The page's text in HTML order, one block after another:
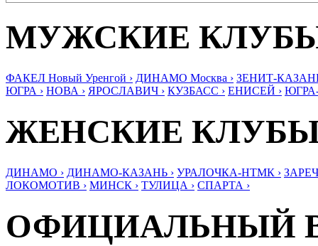
МУЖСКИЕ
ФАКЕЛ Новый Уренгой › ДИНАМО Москва › ЗЕНИТ-
ЮГРА › НОВА › ЯРОСЛАВИЧ › КУЗБАСС › ЕНИСЕЙ ›
ЖЕНСКИЕ
ДИНАМО › ДИНАМО-КАЗАНЬ › УРАЛОЧКА-НТМК ›
ЛОКОМОТИВ › МИНСК › ТУЛИЦА › СПАРТА ›
ОФИЦИАЛЬНЫЙ